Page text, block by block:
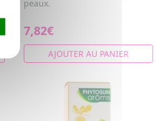
peaux.
7,82€
AJOUTER AU PANIER